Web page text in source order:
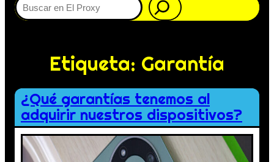
Etiqueta: Garantía
¿Qué garantías tenemos al
adquirir nuestros dispositivos?